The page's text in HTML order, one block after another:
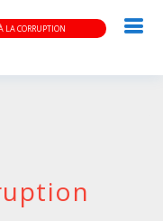
LA CORRUPTION